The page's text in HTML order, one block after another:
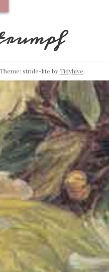
Theme: stride-lite byTidyhive.